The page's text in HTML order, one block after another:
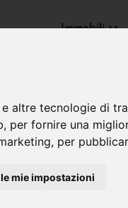
altre tecnologie di
, per fornire una
, per
mie impostazioni
Immobili